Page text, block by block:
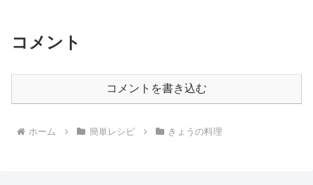
コメント
コメントを書き込む
ホーム 簡単レシピ きょうの料理